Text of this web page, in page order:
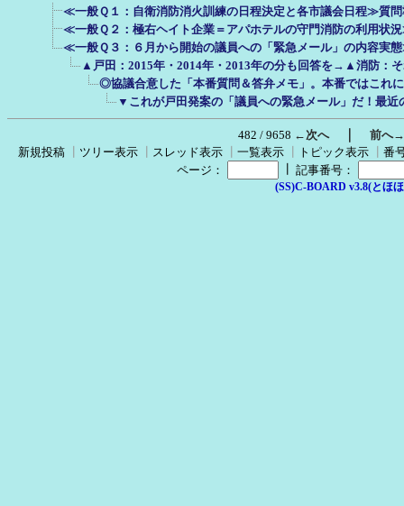
≪一般Ｑ１：自衛消防消火訓練の日程決定と各市議会日程≫質
≪一般Ｑ２：極右ヘイト企業＝アパホテルの守門消防の利用状
≪一般Ｑ３：６月から開始の議員への「緊急メール」の内容実
▲戸田：2015年・2014年・2013年の分も回答を→▲消防：
◎協議合意した「本番質問＆答弁メモ」。本番ではこれ
▼これが戸田発案の「議員への緊急メール」だ！最近
482 / 9658 ←次へ｜ 前へ→
新規投稿
ツリー表示 スレッド表示 一覧表示 トピック表示
番
ページ：
記事番号：
(SS)C-BOARD v3.8(とほ